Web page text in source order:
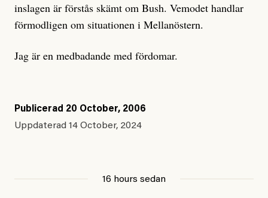
inslagen är förstås skämt om Bush. Vemodet handlar
förmodligen om situationen i Mellanöstern.
Jag är en medbadande med fördomar.
Publicerad 20 October, 2006
Uppdaterad 14 October, 2024
16 hours sedan